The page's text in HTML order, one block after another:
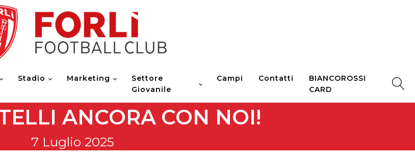
Stadio Marketing
Settore
Giovanile
Campi Contatti
BIANCOROSSI
CARD
ANCORA CON NOI!
7 Luglio 2025